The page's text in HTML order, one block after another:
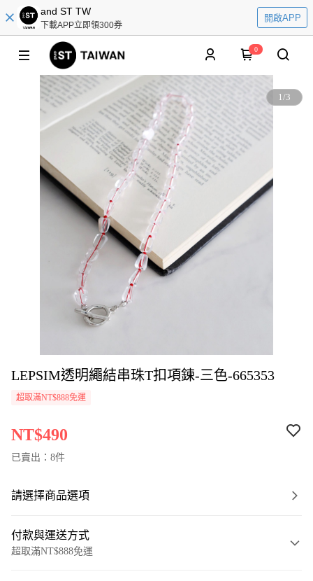
and ST TW
下載APP立即領300券
開啟APP
0
1/3
LEPSIM透明繩結串珠T扣項鍊-三色-665353
超取滿NT$888免運
NT$490
已賣出：8件
請選擇商品選項
付款與運送方式
超取滿NT$888免運